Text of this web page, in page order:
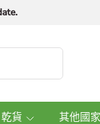
貨 其他國家